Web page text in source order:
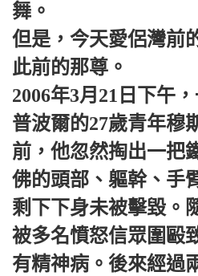
舞。
但是，今天愛侶灣前
此前的那尊。
2006年3月21日下午
普波爾的27歲青年穆
前，他忽然掏出一把
佛的頭部、軀幹、手
剩下下身未被擊毀。
被多名憤怒信眾圍毆
有精神病。後來經過